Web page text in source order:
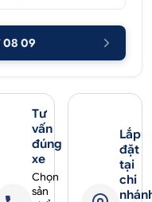
08 09
Tư
vấn
đúng
xe
Chọn
sản
Lắp
đặt
tại
chi